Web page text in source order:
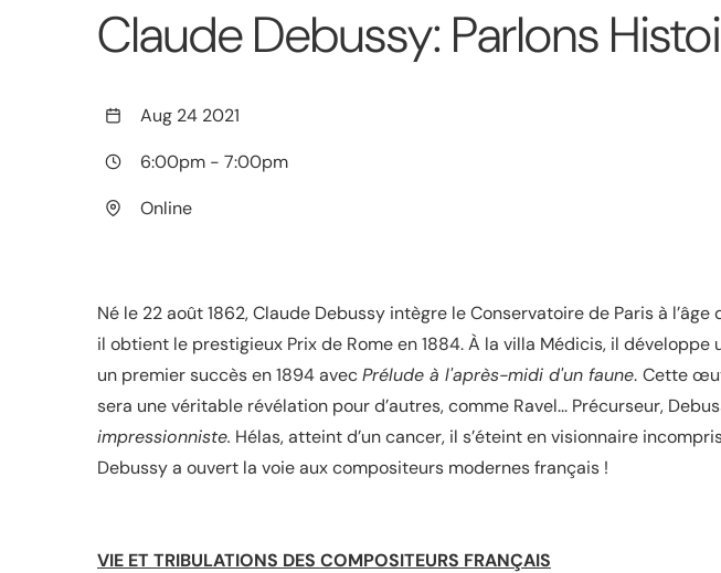
Claude Debussy: Parlons
Aug 24 2021
6:00pm - 7:00pm
Online
Né le 22 août 1862, Claude Debussy intègre le Conservatoire de Paris à
il obtient le prestigieux Prix de Rome en 1884. À la villa Médicis, il
un premier succès en 1894 avecPrélude à l'après-midi d'un faune. Cette
sera une véritable révélation pour d’autres, comme Ravel... Précurseur,
impressionniste. Hélas, atteint d’un cancer, il s’éteint en visionnaire
Debussy a ouvert la voie aux compositeurs modernes français !
VIE ET TRIBULATIONS DES COMPOSITEURS FRANÇAIS